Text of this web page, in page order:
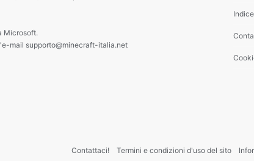
Microsoft.
mail supporto@minecraft-italia.net
Contattaci! Termini e condizioni d'uso del sito